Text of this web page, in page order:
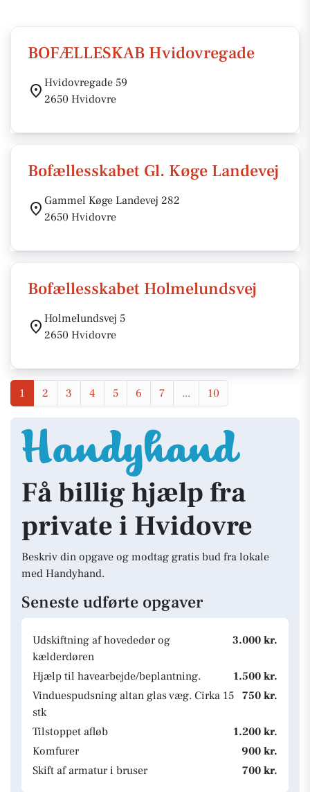
BOFÆLLESKAB Hvidovregade
Hvidovregade 59
2650 Hvidovre
Bofællesskabet Gl. Køge Landevej
Gammel Køge Landevej 282
2650 Hvidovre
Bofællesskabet Holmelundsvej
Holmelundsvej 5
2650 Hvidovre
1 2 3 4 5 6 7 ... 10
Få billig hjælp fra
private i Hvidovre
Beskriv din opgave og modtag gratis bud fra lokale
med Handyhand.
Seneste udførte opgaver
Udskiftning af hovededør og
kælderdøren
3.000 kr.
Hjælp til havearbejde/beplantning.
1.500 kr.
Vinduespudsning altan glas væg. Cirka 15
stk
750 kr.
Tilstoppet afløb
1.200 kr.
Komfurer
900 kr.
Skift af armatur i bruser
700 kr.